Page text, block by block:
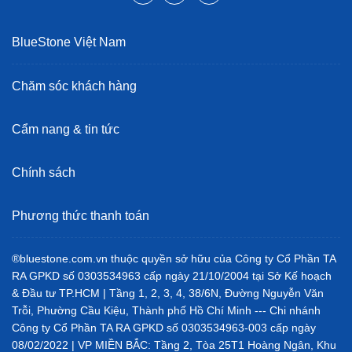
BlueStone Việt Nam
Chăm sóc khách hàng
Cẩm nang & tin tức
Chính sách
Phương thức thanh toán
®bluestone.com.vn thuộc quyền sở hữu của Công ty Cổ Phần TA
RA GPKD số 0303534963 cấp ngày 21/10/2004 tại Sở Kế hoạch
& Đầu tư TP.HCM | Tầng 1, 2, 3, 4, 38/6N, Đường Nguyễn Văn
Trỗi, Phường Cầu Kiệu, Thành phố Hồ Chí Minh --- Chi nhánh
Công ty Cổ Phần TA RA GPKD số 0303534963-003 cấp ngày
08/02/2022 | VP MIỀN BẮC: Tầng 2, Tòa 25T1 Hoàng Ngân, Khu